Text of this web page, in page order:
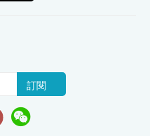
訂閱